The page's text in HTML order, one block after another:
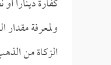
ولمعرفة
الزكاة من